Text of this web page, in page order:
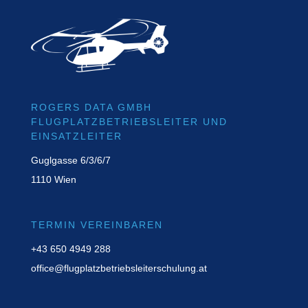
ROGERS DATA GMBH
FLUGPLATZBETRIEBSLEITER UND
EINSATZLEITER
Guglgasse 6/3/6/7
1110 Wien
TERMIN VEREINBAREN
+43 650 4949 288
office@flugplatzbetriebsleiterschulung.at